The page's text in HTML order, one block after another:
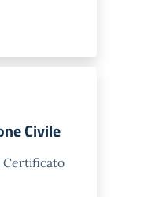
Civile
Certificato